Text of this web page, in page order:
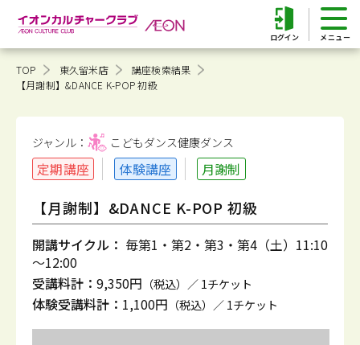
ログイン
TOP 東久留米店
講座検索結果
【月謝制】&DANCE K-POP 初級
ジャンル： こどもダンス健康ダンス
定期講座 体験講座 月謝制
【月謝制】&DANCE K-POP 初級
開講サイクル： 毎第1・第2・第3・第4（土）11:10
～12:00
受講料計： 9,350円 （税込）／ 1チケット
体験受講料計： 1,100円 （税込）／ 1チケット